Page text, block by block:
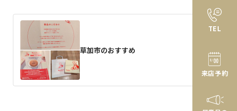
草加市のおすすめ
TEL
来店予約